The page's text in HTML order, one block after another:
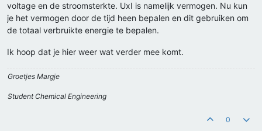
voltage en de stroomsterkte. UxI is namelijk vermogen. Nu kun
je het vermogen door de tijd heen bepalen en dit gebruiken om
de totaal verbruikte energie te bepalen.
Ik hoop dat je hier weer wat verder mee komt.
Groetjes Margje
Student Chemical Engineering
0